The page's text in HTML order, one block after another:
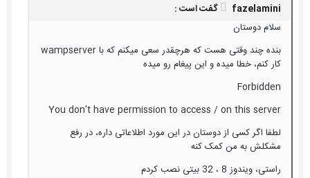
fazelamini گفت است :
سلام دوستان
بنده چند وقتی هست که هرچقدر سعی میکنم که با wampserver
کار کنم، خطا میده و این پیغام رو میده
Forbidden
You don't have permission to access / on this server
لطفا اگر کسی از دوستان در این مورد اطلاعاتی داره، در رفع
مشکلش به من کمک کنه
راستی، ویندوز 8 ، 32 بیتی نصب کردم